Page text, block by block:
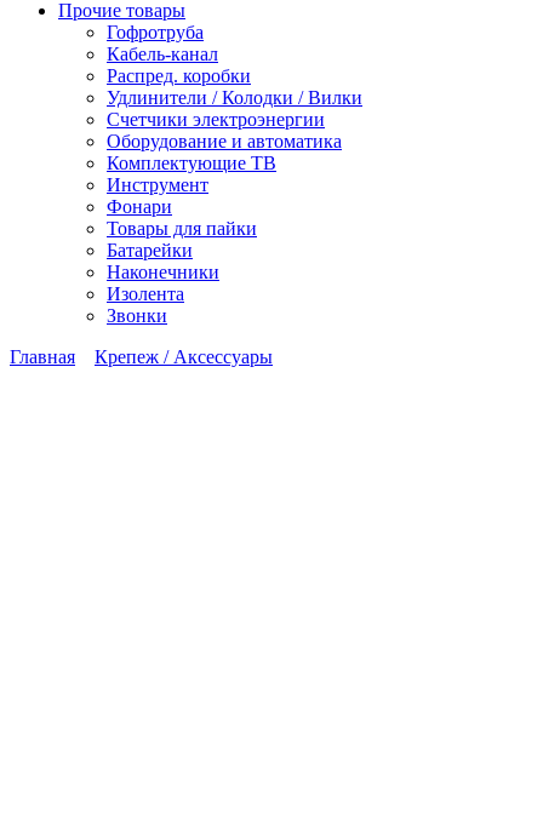
Прочие товары
Гофротруба
Кабель-канал
Распред. коробки
Удлинители / Колодки / Вилки
Счетчики электроэнергии
Оборудование и автоматика
Комплектующие ТВ
Инструмент
Фонари
Товары для пайки
Батарейки
Наконечники
Изолента
Звонки
Главная
Крепеж / Аксессуары